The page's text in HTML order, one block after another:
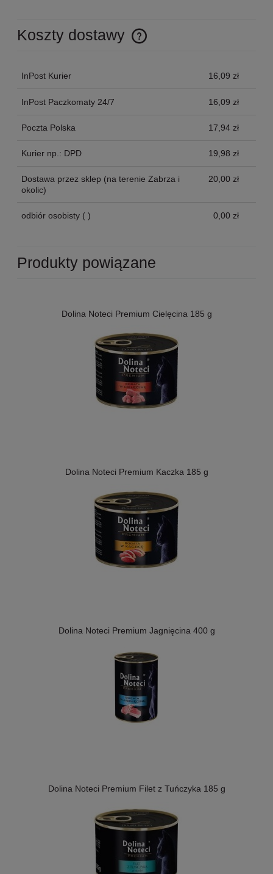
Koszty dostawy
Cena nie zawiera ewentualnych kosztów płatności
InPost Kurier 16,09 zł
InPost Paczkomaty 24/7 16,09 zł
Poczta Polska 17,94 zł
Kurier np.: DPD 19,98 zł
Dostawa przez sklep (na terenie Zabrza i
okolic)
20,00 zł
odbiór osobisty ( ) 0,00 zł
Produkty powiązane
Dolina Noteci Premium Cielęcina 185 g
Dolina Noteci Premium Kaczka 185 g
Dolina Noteci Premium Jagnięcina 400 g
Dolina Noteci Premium Filet z Tuńczyka 185 g